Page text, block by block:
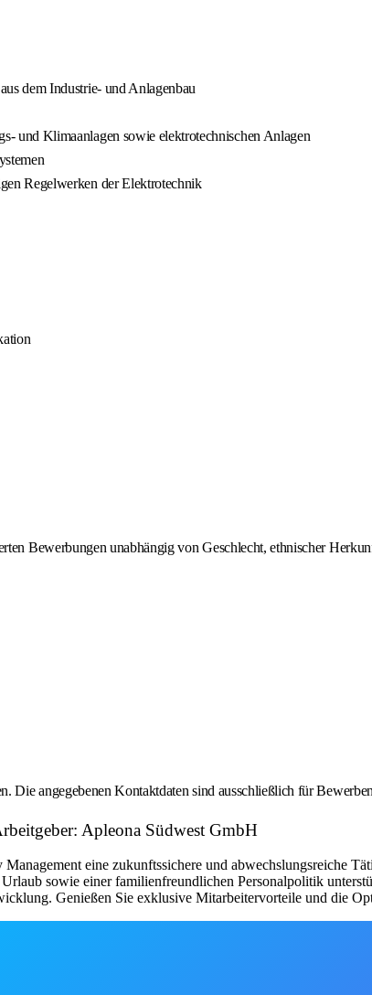
dem Industrie- und Anlagenbau
und Klimaanlagen sowie elektrotechnischen Anlagen
Regelwerken der Elektrotechnik
Bewerbungen unabhängig von Geschlecht, ethnischer
Die angegebenen Kontaktdaten sind ausschließlich für
Apleona Südwest GmbH
eine zukunftssichere und abwechslungsreiche
sowie einer familienfreundlichen Personalpolitik
Genießen Sie exklusive Mitarbeitervorteile und die